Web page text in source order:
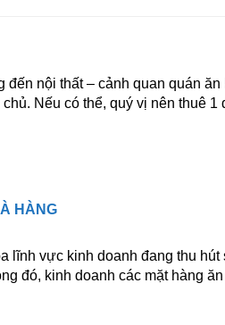
đến nội thất – cảnh quan quán
Nếu có thể, quý vị nên thuê
HÀNG
lĩnh vực kinh doanh đang thu
đó, kinh doanh các mặt hàng